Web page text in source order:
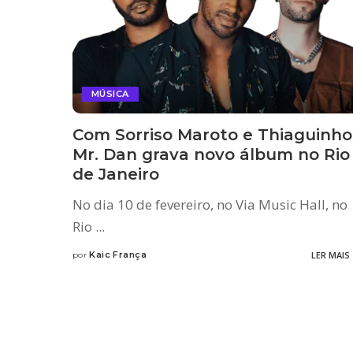
MÚSICA
Com Sorriso Maroto e
Mr. Dan grava novo álbum no Rio
de Janeiro
No dia 10 de fevereiro, no Via Music Hall, no
Rio ...
Posted
por Kaic França LER MAIS